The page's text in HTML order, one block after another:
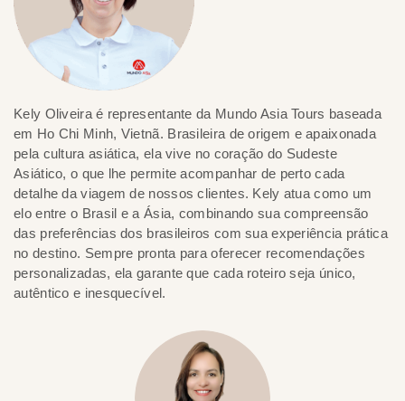
Kely Oliveira é representante da Mundo Asia Tours baseada
em Ho Chi Minh, Vietnã. Brasileira de origem e apaixonada
pela cultura asiática, ela vive no coração do Sudeste
Asiático, o que lhe permite acompanhar de perto cada
detalhe da viagem de nossos clientes. Kely atua como um
elo entre o Brasil e a Ásia, combinando sua compreensão
das preferências dos brasileiros com sua experiência prática
no destino. Sempre pronta para oferecer recomendações
personalizadas, ela garante que cada roteiro seja único,
autêntico e inesquecível.